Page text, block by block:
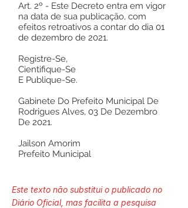
Art. 2º - Este Decreto entra em vigor
na data de sua publicação, com
efeitos retroativos a contar do dia 01
de dezembro de 2021.
Registre-Se,
Cientifique-Se
E Publique-Se.
Gabinete Do Prefeito Municipal De
Rodrigues Alves, 03 De Dezembro
De 2021.
Jailson Amorim
Prefeito Municipal
Este texto não substitui o publicado no
Diário Oficial, mas facilita a pesquisa